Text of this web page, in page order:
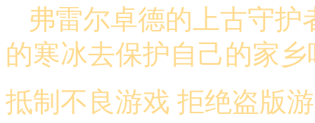
弗雷尔卓德的上古守
的寒冰去保护自己的家乡
抵制不良游戏 拒绝盗版